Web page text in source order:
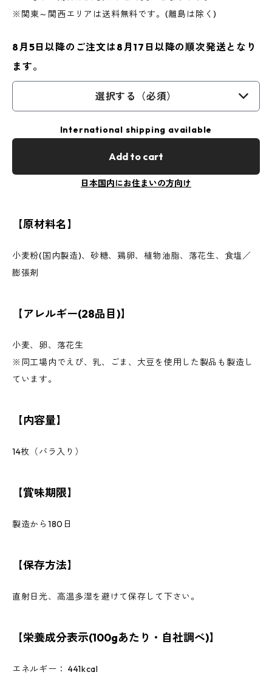
※関東～関西エリアは送料無料です。(離島は除く)
8月5日以降のご注文は8月17日以降の順次発送となり
ます。
選択する（必須）
International shipping available
Add to cart
日本国内にお住まいの方向け
【原材料名】
小麦粉(国内製造)、砂糖、鶏卵、植物油脂、落花生、食塩／
膨張剤
【アレルギー(28品目)】
小麦、卵、落花生
※同工場内でえび、乳、ごま、大豆を使用した製品も製造し
ています。
【内容量】
14枚（バラ入り）
【賞味期限】
製造から180日
【保存方法】
直射日光、高温多湿を避けて保存して下さい。
【栄養成分表示(100gあたり・自社調べ)】
エネルギー： 441kcal